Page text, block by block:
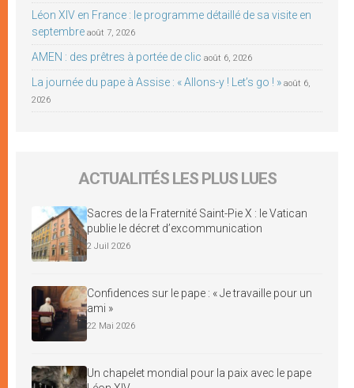
Léon XIV en France : le programme détaillé de sa visite en
septembre août 7, 2026
AMEN : des prêtres à portée de clic août 6, 2026
La journée du pape à Assise : « Allons-y ! Let’s go ! » août 6,
2026
ACTUALITÉS LES PLUS LUES
Sacres de la Fraternité Saint-Pie X : le Vatican
publie le décret d’excommunication
2 Juil 2026
Confidences sur le pape : « Je travaille pour un
ami »
22 Mai 2026
Un chapelet mondial pour la paix avec le pape